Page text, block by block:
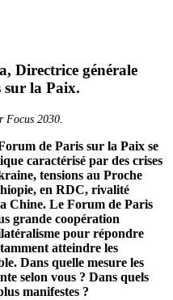
Directrice générale
la Paix.
Focus 2030.
de Paris sur la Paix se
caractérisé par des crises
tensions au Proche
en RDC, rivalité
Chine. Le Forum de Paris
grande coopération
pour répondre
atteindre les
Dans quelle mesure les
selon vous ? Dans quels
manifestes ?